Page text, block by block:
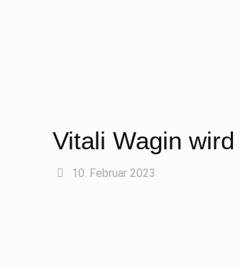
Vitali Wagin wird
10. Februar 2023